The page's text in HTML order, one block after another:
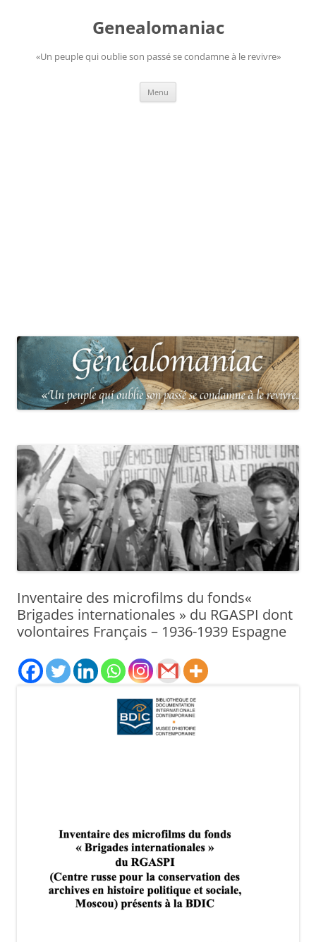
Genealomaniac
«Un peuple qui oublie son passé se condamne à le revivre»
Menu
Inventaire des microfilms du fonds«
Brigades internationales » du RGASPI dont
volontaires Français – 1936-1939 Espagne